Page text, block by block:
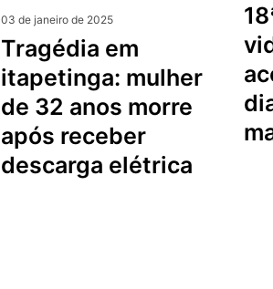
03 de janeiro de 2025
tragédia em
itapetinga: mulher
de 32 anos morre
após receber
descarga elétrica
18ª edição do jesus